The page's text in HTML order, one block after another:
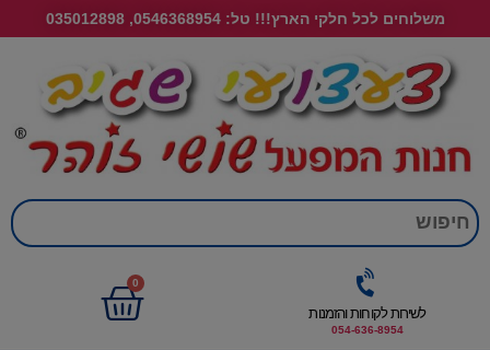
משלוחים לכל חלקי הארץ!!! טל: 0546368954, 035012898
לשירות לקוחות והזמנות
054-636-8954
0